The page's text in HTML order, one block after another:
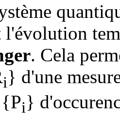
l'évolution
. Cela
i} d'une
i}